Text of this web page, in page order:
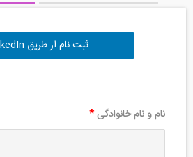
ثبت نام از طریق LinkedIn
نام و نام خانوادگی*